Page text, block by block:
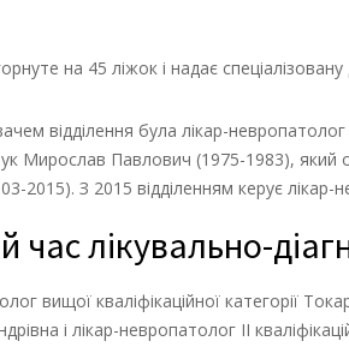
на 45 ліжок і надає
відділення була лікар-
Мирослав Павлович (1975-1983),
2015). З 2015 відділенням керує лікар-
час лікувально-
вищої кваліфікаційної категорії
і лікар-невропатолог ІІ